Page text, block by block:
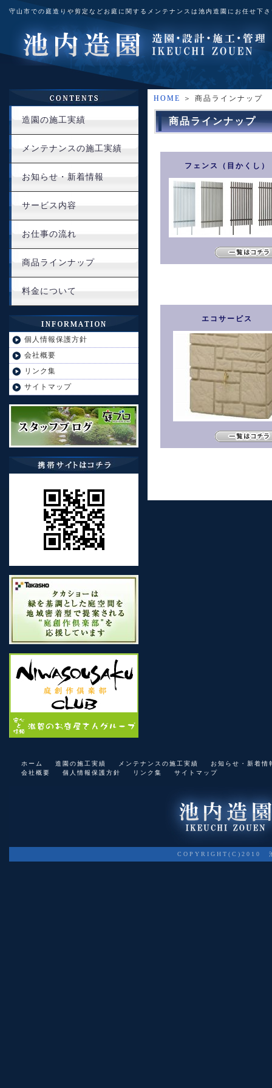
守山市での庭造りや剪定などお庭に関するメンテナンスは池内造園にお任せ下
HOME ＞ 商品ラインナップ
商品ラインナップ
フェンス（目かくし）
エコサービス
造園の施工実績
メンテナンスの施工実績
お知らせ・新着情報
サービス内容
お仕事の流れ
商品ラインナップ
料金について
個人情報保護方針
会社概要
リンク集
サイトマップ
ホーム 造園の施工実績 メンテナンスの施工実績
お知らせ・新着情
会社概要
個人情報保護方針 リンク集 サイトマップ
COPYRIGHT(C)2010